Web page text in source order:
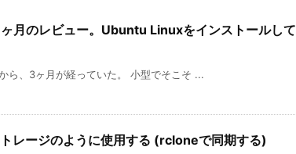
月のレビュー。Ubuntu Linuxをインストールして
ら、3ヶ月が経っていた。 小型でそこそ ...
レージのように使用する (rcloneで同期する)